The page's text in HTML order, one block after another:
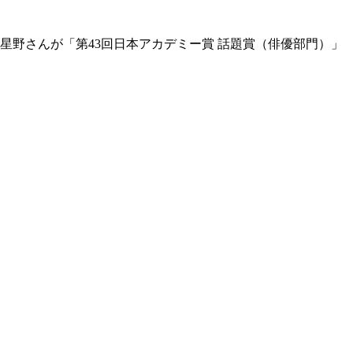
さんが「第43回日本アカデミー賞 話題賞（俳優部門）」